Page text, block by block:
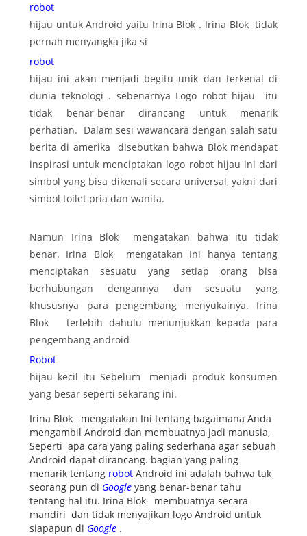
robot
hijau untuk Android yaitu Irina Blok . Irina Blok tidak
pernah menyangka jika si
robot
hijau ini akan menjadi begitu unik dan terkenal di
dunia teknologi . sebenarnya Logo robot hijau itu
tidak benar-benar dirancang untuk menarik
perhatian. Dalam sesi wawancara dengan salah satu
berita di amerika disebutkan bahwa Blok mendapat
inspirasi untuk menciptakan logo robot hijau ini dari
simbol yang bisa dikenali secara universal, yakni dari
simbol toilet pria dan wanita.
Namun Irina Blok mengatakan bahwa itu tidak
benar. Irina Blok mengatakan Ini hanya tentang
menciptakan sesuatu yang setiap orang bisa
berhubungan dengannya dan sesuatu yang
khususnya para pengembang menyukainya. Irina
Blok terlebih dahulu menunjukkan kepada para
pengembang android
Robot
hijau kecil itu Sebelum menjadi produk konsumen
yang besar seperti sekarang ini.
Irina Blok mengatakan Ini tentang bagaimana Anda
mengambil Android dan membuatnya jadi manusia,
Seperti apa cara yang paling sederhana agar sebuah
Android dapat dirancang. bagian yang paling
menarik tentang robot Android ini adalah bahwa tak
seorang pun di Google yang benar-benar tahu
tentang hal itu. Irina Blok membuatnya secara
mandiri dan tidak menyajikan logo Android untuk
siapapun di Google .